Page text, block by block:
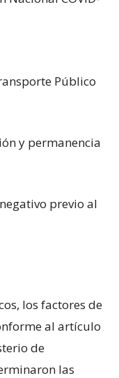
Público
y permanencia
previo al
los factores de
al artículo
de
las